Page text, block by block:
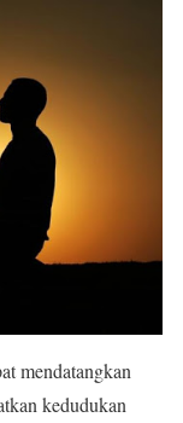
mendatangkan
kedudukan